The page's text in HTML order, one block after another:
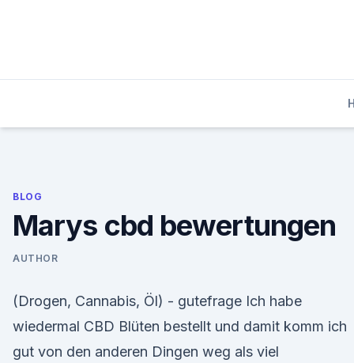
BLOG
Marys cbd bewertungen
AUTHOR
(Drogen, Cannabis, Öl) - gutefrage Ich habe
wiedermal CBD Blüten bestellt und damit komm ich
gut von den anderen Dingen weg als viel